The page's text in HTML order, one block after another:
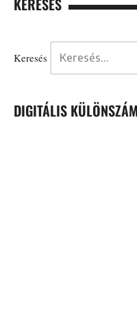
Keresés
DIGITÁLIS KÜLÖNSZÁM